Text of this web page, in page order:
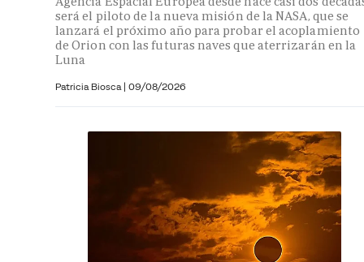
será el piloto de la nueva misión de la NASA, que se
lanzará el próximo año para probar el acoplamiento
de Orion con las futuras naves que aterrizarán en la
Luna
Patricia Biosca | 09/08/2026